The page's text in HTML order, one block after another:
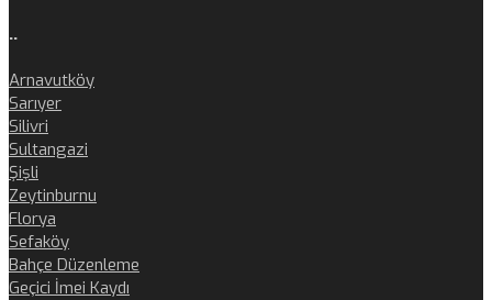
..
Arnavutköy
Sarıyer
Silivri
Sultangazi
Şişli
Zeytinburnu
Florya
Sefaköy
Bahçe Düzenleme
Geçici İmei Kaydı